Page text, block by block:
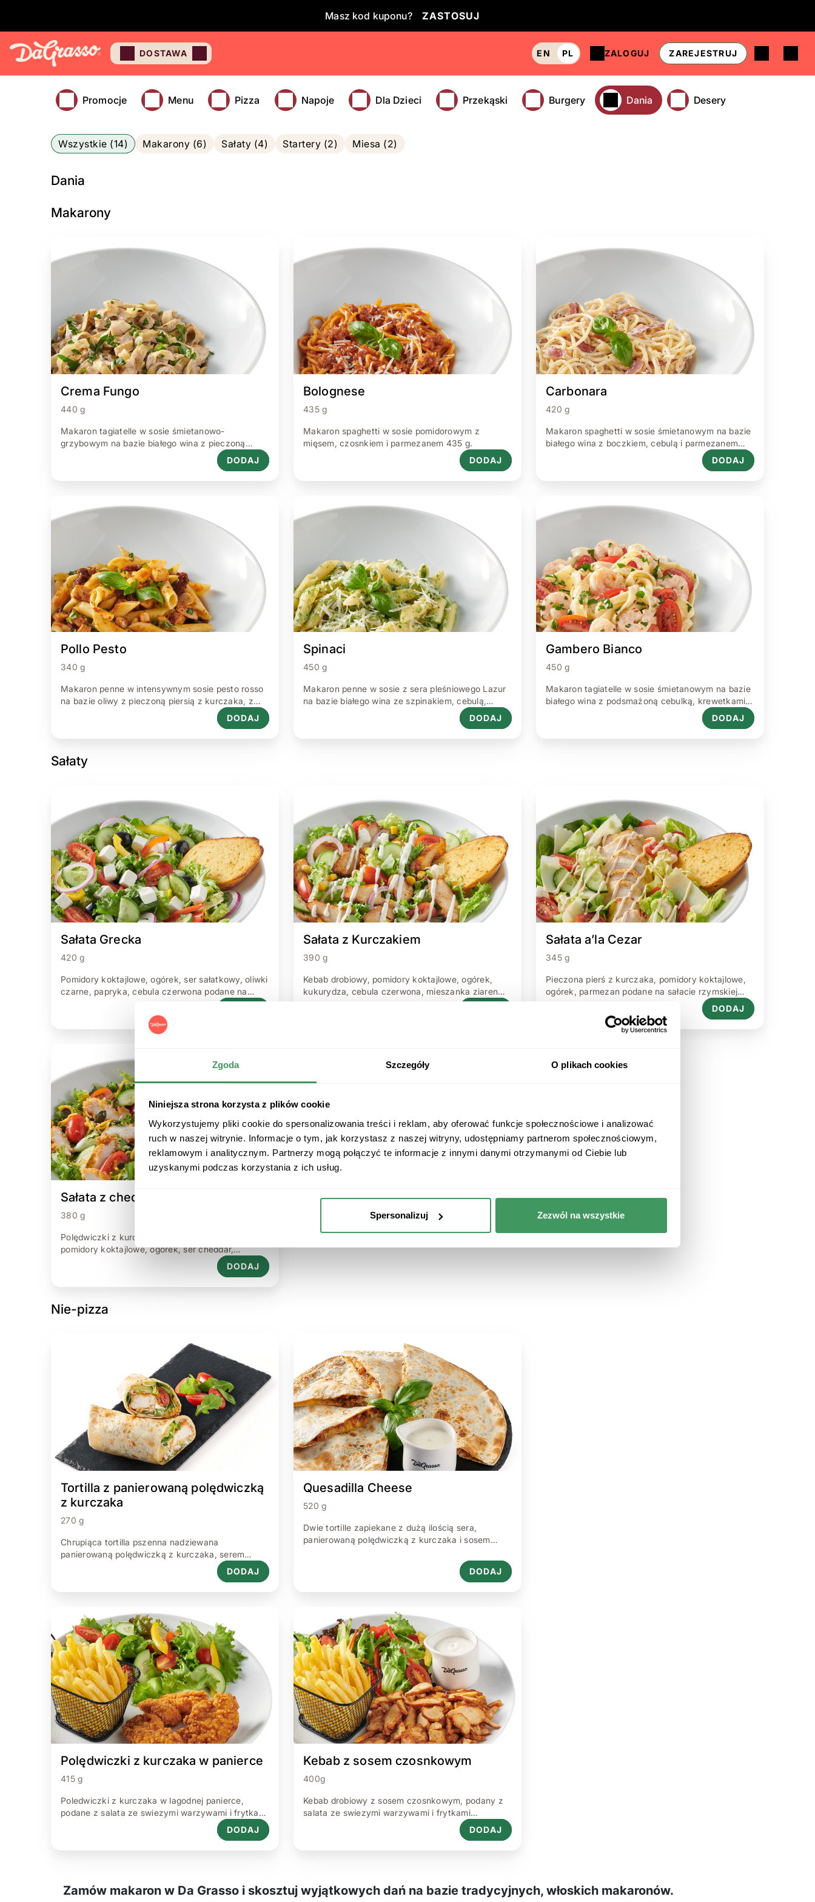
Zgoda Szczegóły O plikach cookies
Niniejsza strona korzysta z plików cookie
Wykorzystujemy pliki cookie do spersonalizowania treści i reklam, aby oferować funkcje społecznościowe i analizować
ruch w naszej witrynie. Informacje o tym, jak korzystasz z naszej witryny, udostępniamy partnerom społecznościowym,
reklamowym i analitycznym. Partnerzy mogą połączyć te informacje z innymi danymi otrzymanymi od Ciebie lub
uzyskanymi podczas korzystania z ich usług.
Spersonalizuj Zezwól na wszystkie
DOSTAWA EN PL ZALOGUJ ZAREJESTRUJ
Masz kod kuponu? ZASTOSUJ
Promocje Menu Pizza Napoje Dla Dzieci Przekąski Burgery Dania Desery
Wszystkie (14) Makarony (6) Sałaty (4) Startery (2) Miesa (2)
Dania
Makarony
Crema Fungo
440 g
Makaron tagiatelle w sosie śmietanowo-
grzybowym na bazie białego wina z pieczoną
piersią z kurczaka i natką pietruszki 440 g.DODAJ
Bolognese
435 g
Makaron spaghetti w sosie pomidorowym z
mięsem, czosnkiem i parmezanem 435 g.
DODAJ
Carbonara
420 g
Makaron spaghetti w sosie śmietanowym na bazie
białego wina z boczkiem, cebulą i parmezanem
DODAJ
Pollo Pesto
340 g
Makaron penne w intensywnym sosie pesto rosso
na bazie oliwy z pieczoną piersią z kurczaka, z
dodatkiem suszonych pomidorów, czosnku i bazylii
DODAJ
Spinaci
450 g
Makaron penne w sosie z sera pleśniowego Lazur
na bazie białego wina ze szpinakiem, cebulą,
DODAJ
Gambero Bianco
450 g
Makaron tagiatelle w sosie śmietanowym na bazie
białego wina z podsmażoną cebulką, krewetkami,
czosnkiem i natką pietruszki,udekorowanyDODAJ
Sałaty
Sałata Grecka
420 g
Pomidory koktajlowe, ogórek, ser sałatkowy, oliwki
czarne, papryka, cebula czerwona podane na
mieszance sałat z sosem winegret 420 g.
Sałata z Kurczakiem
390 g
Kebab drobiowy, pomidory koktajlowe, ogórek,
kukurydza, cebula czerwona, mieszanka ziaren
(dynia, słonecznik) podane na mieszance sałat z
Sałata a’la Cezar
345 g
Pieczona pierś z kurczaka, pomidory koktajlowe,
ogórek, parmezan podane na sałacie rzymskiej
DODAJ
Sałata z cheddarem
380 g
Polędwiczki z kurczaka w łagodnej panierce,
pomidory koktajlowe, ogórek, ser cheddar,
mieszanka ziaren (dynia, słonecznik) podane na
DODAJ
Nie-pizza
Tortilla z panierowaną polędwiczką
z kurczaka
270 g
Chrupiąca tortilla pszenna nadziewana
panierowaną polędwiczką z kurczaka, serem
żółtym, sałatą lodową lub mieszanką sałat,
ogórkiem, pomidorem oraz sosami Da Grasso:
DODAJ
Quesadilla Cheese
520 g
Dwie tortille zapiekane z dużą ilością sera,
panierowaną polędwiczką z kurczaka i sosem
DODAJ
Polędwiczki z kurczaka w panierce
415 g
Poledwiczki z kurczaka w lagodnej panierce,
podane z salata ze swiezymi warzywami i frytkami
prostymi(mozliwosc wyboru frytek prostych lub
DODAJ
Kebab z sosem czosnkowym
400g
Kebab drobiowy z sosem czosnkowym, podany z
salata ze swiezymi warzywami i frytkami
prostymi(mozliwosc wyboru frytek prostych lub
DODAJ
Zamów makaron w Da Grasso i skosztuj wyjątkowych dań na bazie tradycyjnych, włoskich makaronów.